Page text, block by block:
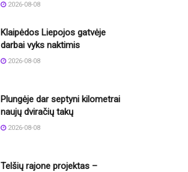
2026-08-08
Klaipėdos Liepojos gatvėje
darbai vyks naktimis
2026-08-08
Plungėje dar septyni kilometrai
naujų dviračių takų
2026-08-08
Telšių rajone projektas –